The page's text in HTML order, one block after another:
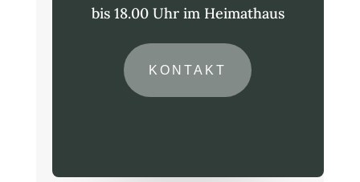
bis 18.00 Uhr im Heimathaus
KONTAKT